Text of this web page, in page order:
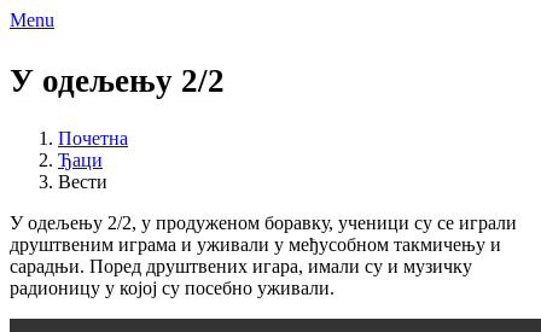
Menu
У одељењу 2/2
Почетна
Ђаци
Вести
У одељењу 2/2, у продуженом боравку, ученици су се играли
друштвеним играма и уживали у међусобном такмичењу и
сарадњи. Поред друштвених игара, имали су и музичку
радионицу у којој су посебно уживали.